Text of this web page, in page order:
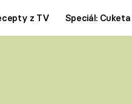
z TV Speciál: Cuketa